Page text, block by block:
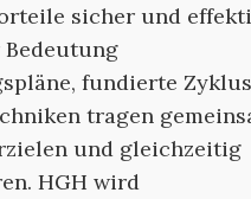
sicher und
fundierte
tragen
und gleichzeitig
HGH wird